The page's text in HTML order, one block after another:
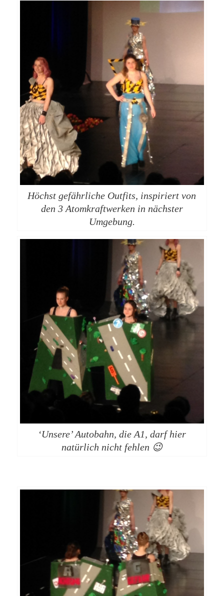
Höchst gefährliche Outfits, inspiriert von
den 3 Atomkraftwerken in nächster
Umgebung.
‘Unsere’ Autobahn, die A1, darf hier
natürlich nicht fehlen 😉